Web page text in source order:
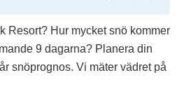
Resort? Hur mycket snö kommer
9 dagarna? Planera din
snöprognos. Vi mäter vädret på